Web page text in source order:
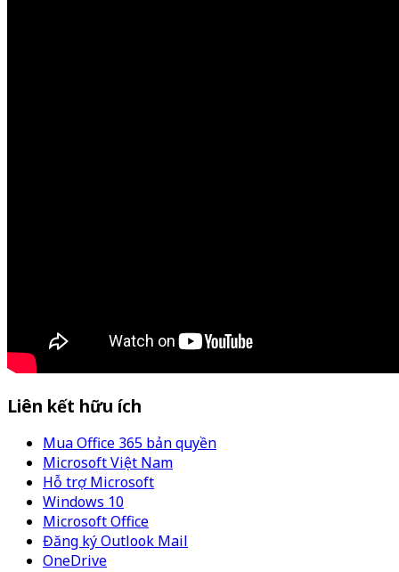
Liên kết hữu ích
Mua Office 365 bản quyền
Microsoft Việt Nam
Hỗ trợ Microsoft
Windows 10
Microsoft Office
Đăng ký Outlook Mail
OneDrive